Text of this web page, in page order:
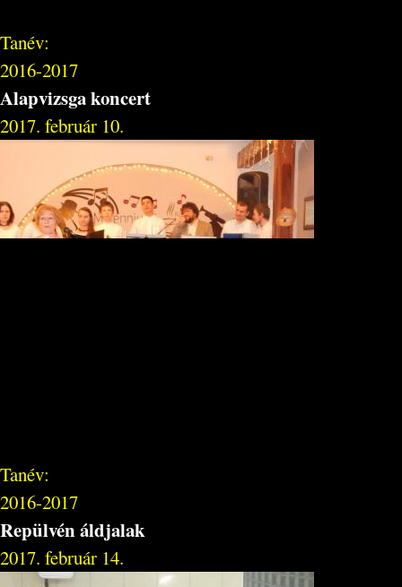
Tanév:
2016-2017
Alapvizsga koncert
2017. február 10.
Tanév:
2016-2017
Repülvén áldjalak
2017. február 14.